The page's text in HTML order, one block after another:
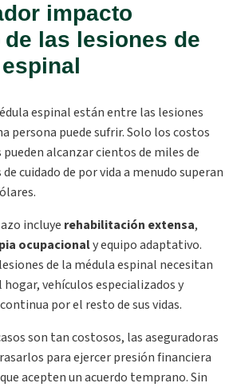
impacto
las lesiones de
espinal están entre las lesiones
persona puede sufrir. Solo los costos
alcanzar cientos de miles de
cuidado de por vida a menudo superan
incluye rehabilitación extensa,
ocupacionaly equipo adaptativo.
de la médula espinal necesitan
vehículos especializados y
por el resto de sus vidas.
son tan costosos, las aseguradoras
para ejercer presión financiera
acepten un acuerdo temprano. Sin